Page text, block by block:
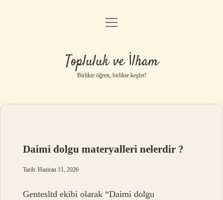
Anasayfa
Gizlilik Politikası
Yasal Uyarı
menüyü
Topluluk ve İlham
Birlikte öğren, birlikte keşfet!
Daimi dolgu materyalleri nelerdir ?
Tarih: Haziran 11, 2026
Gentesltd ekibi olarak “Daimi dolgu